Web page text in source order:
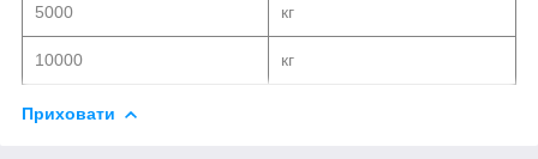
5000 кг
10000 кг
Приховати